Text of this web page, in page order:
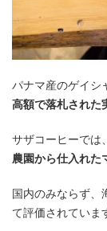
パナマ産のゲイシ
高額で落札された
サザコーヒーでは
農園から仕入れた
国内のみならず、
て評価されていま